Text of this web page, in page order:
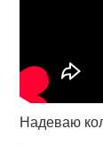
Надеваю